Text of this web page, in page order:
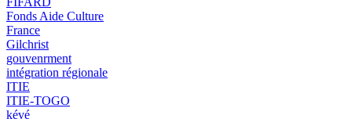
Fonds Aide Culture
France
Gilchrist
gouvenrment
intégration régionale
ITIE
ITIE-TOGO
kévé